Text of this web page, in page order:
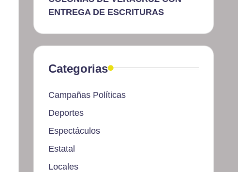
ENTREGA DE ESCRITURAS
Categorias
Campañas Políticas
Deportes
Espectáculos
Estatal
Locales